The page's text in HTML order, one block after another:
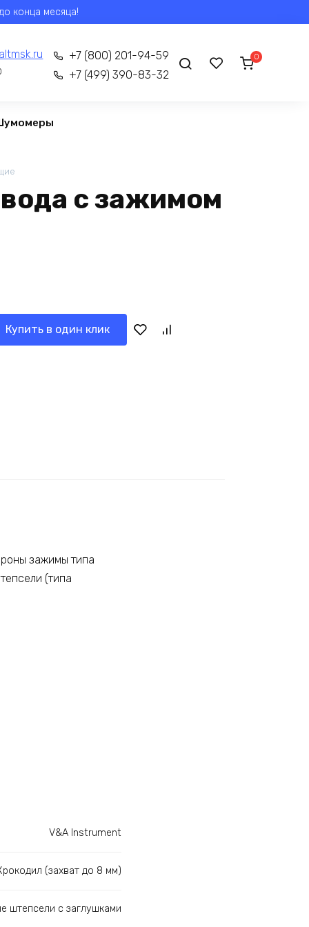
конца месяца!
+7 (800) 201-94-59
+7 (499) 390-83-32
0
с зажимом
Купить в один клик
зажимы типа
(типа
V&A Instrument
(захват до 8 мм)
штепсели с заглушками